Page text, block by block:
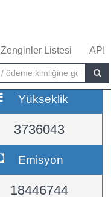
Zenginler Listesi API
Yükseklik
3736043
Emisyon
18446744